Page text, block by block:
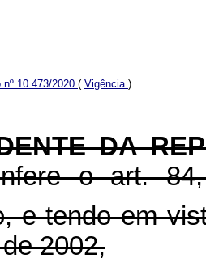
nº 10.473/2020 ( Vigência )
DA
o art.
e tendo em
2002,